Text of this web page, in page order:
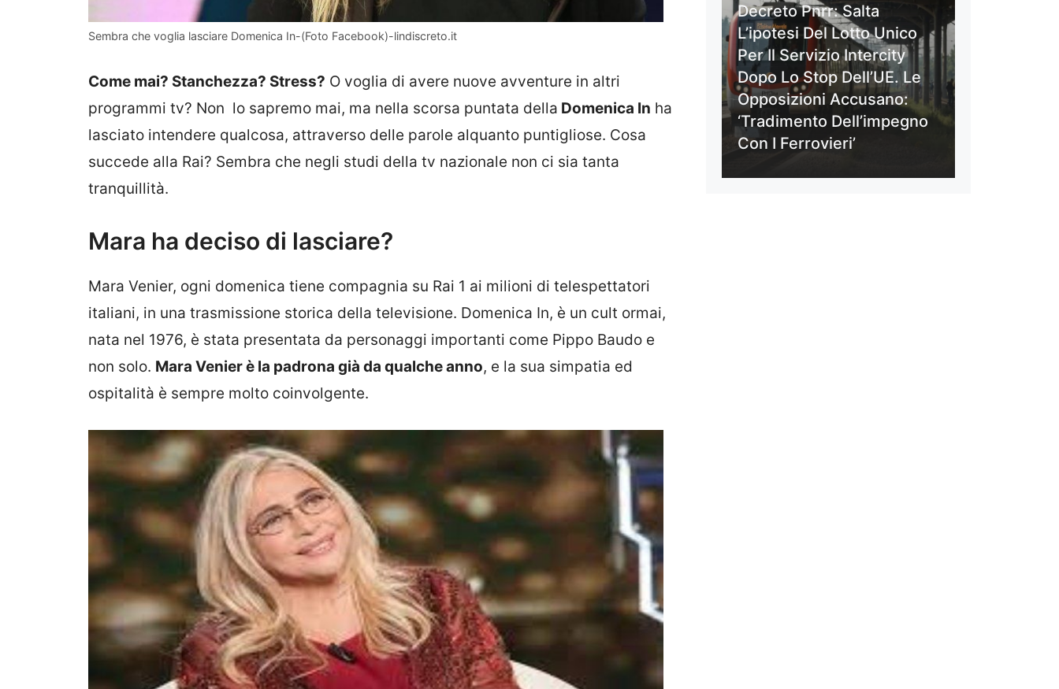
Sembra che voglia lasciare Domenica In-(Foto Facebook)-lindiscreto.it
Come mai? Stanchezza? Stress? O voglia di avere nuove avventure in altri
programmi tv? Non lo sapremo mai, ma nella scorsa puntata della Domenica In ha
lasciato intendere qualcosa, attraverso delle parole alquanto puntigliose. Cosa
succede alla Rai? Sembra che negli studi della tv nazionale non ci sia tanta
tranquillità.
Mara ha deciso di lasciare?
Mara Venier, ogni domenica tiene compagnia su Rai 1 ai milioni di telespettatori
italiani, in una trasmissione storica della televisione. Domenica In, è un cult ormai,
nata nel 1976, è stata presentata da personaggi importanti come Pippo Baudo e
non solo. Mara Venier è la padrona già da qualche anno, e la sua simpatia ed
ospitalità è sempre molto coinvolgente.
Decreto Pnrr: Salta
L’ipotesi Del Lotto Unico
Per Il Servizio Intercity
Dopo Lo Stop Dell’UE. Le
Opposizioni Accusano:
‘Tradimento Dell’impegno
Con I Ferrovieri’